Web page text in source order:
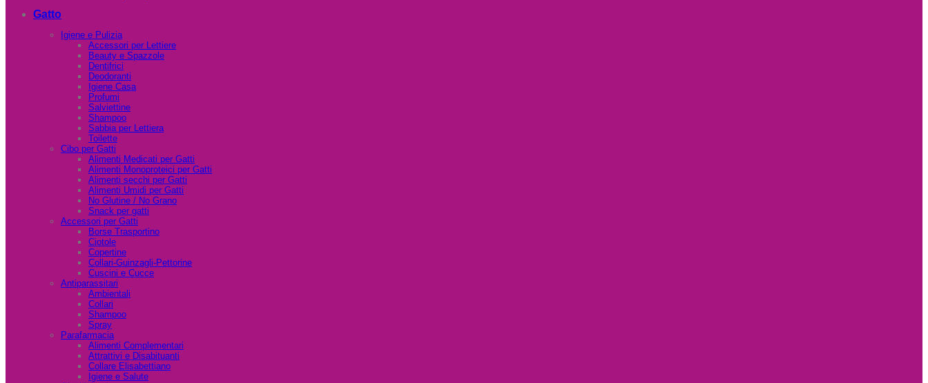
Gatto
Igiene e Pulizia
Accessori per Lettiere
Beauty e Spazzole
Dentifrici
Deodoranti
Igiene Casa
Profumi
Salviettine
Shampoo
Sabbia per Lettiera
Toilette
Cibo per Gatti
Alimenti Medicati per Gatti
Alimenti Monoproteici per Gatti
Alimenti secchi per Gatti
Alimenti Umidi per Gatti
No Glutine / No Grano
Snack per gatti
Accessori per Gatti
Borse Trasportino
Ciotole
Copertine
Collari-Guinzagli-Pettorine
Cuscini e Cucce
Antiparassitari
Ambientali
Collari
Shampoo
Spray
Parafarmacia
Alimenti Complementari
Attrattivi e Disabituanti
Collare Elisabettiano
Igiene e Salute